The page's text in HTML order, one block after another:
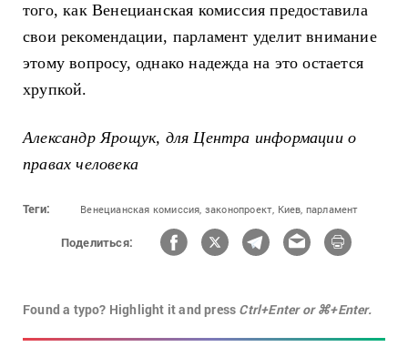
того, как Венецианская комиссия предоставила
свои рекомендации, парламент уделит внимание
этому вопросу, однако надежда на это остается
хрупкой.
Александр Ярощук, для Центра информации о
правах человека
Теги: Венецианская комиссия, законопроект, Киев, парламент
Поделиться:
Found a typo? Highlight it and press Ctrl+Enter or ⌘+Enter.